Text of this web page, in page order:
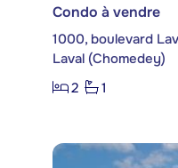
Condo à vendre
1000, boulevard
Laval (Chomedey)
2
1